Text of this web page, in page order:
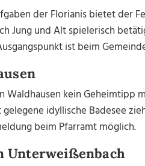
der Florianis bietet der
Jung und Alt spielerisch
ist beim
Waldhausen kein Geheimtipp
idyllische Badesee
beim Pfarramt möglich.
Unterweißenbach